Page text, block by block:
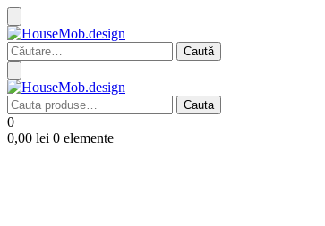
Caută
după:
Cauta
după:
Cauta
0
0,00 lei 0 elemente